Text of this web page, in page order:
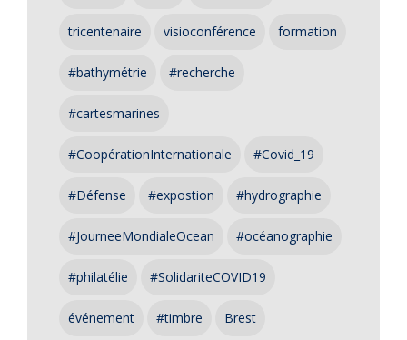
tricentenaire visioconférence formation
#bathymétrie #recherche
#cartesmarines
#CoopérationInternationale #Covid_19
#Défense #expostion #hydrographie
#JourneeMondialeOcean #océanographie
#philatélie #SolidariteCOVID19
événement #timbre Brest